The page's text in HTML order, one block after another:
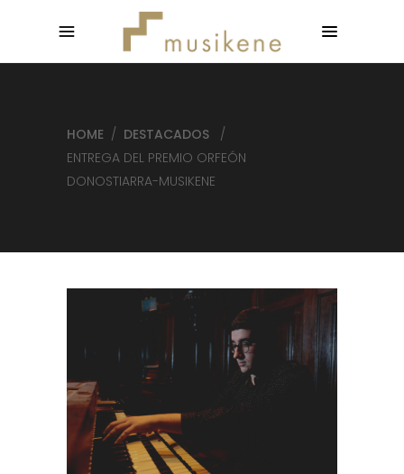
HOME / DESTACADOS
/
ENTREGA DEL PREMIO ORFEÓN
DONOSTIARRA-MUSIKENE